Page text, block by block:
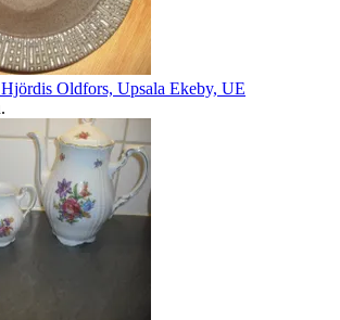
Oldfors, Upsala Ekeby, UE
.